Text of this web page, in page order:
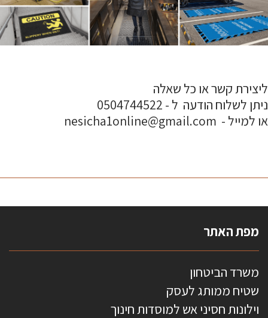
ליצירת קשר או כל שאלה
ניתן לשלוח הודעה ל - 0504744522
או למייל - nesicha1online@gmail.com
מפת האתר
משרד הביטחון
שטיח ממותג לעסק
וילונות חסיני אש למוסדות חינוך